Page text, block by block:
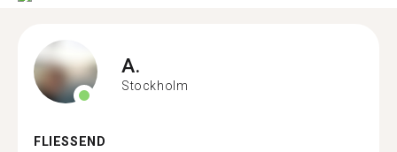
A.
Stockholm
FLIESSEND